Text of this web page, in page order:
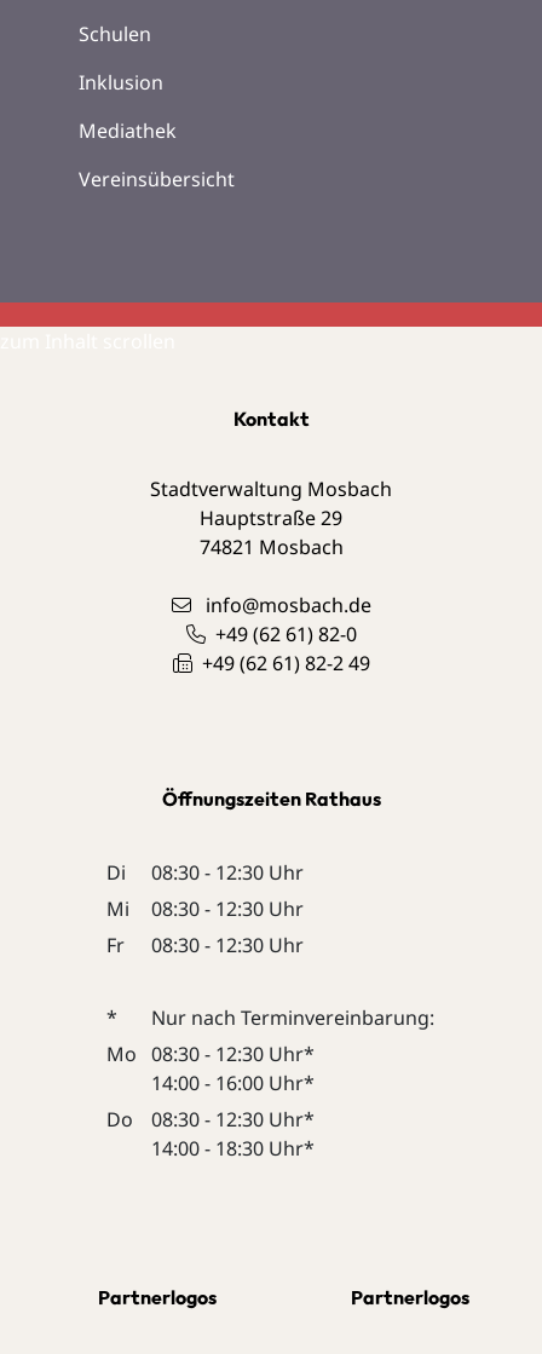
Schulen
Inklusion
Mediathek
Vereinsübersicht
Kontakt
Stadtverwaltung Mosbach
Hauptstraße 29
74821 Mosbach
info@mosbach.de
+49 (62 61) 82-0
+49 (62 61) 82-2 49
Öffnungszeiten Rathaus
Di
08:30 - 12:30 Uhr
Mi
08:30 - 12:30 Uhr
Fr
08:30 - 12:30 Uhr
*
Nur nach Terminvereinbarung:
Mo 08:30 - 12:30 Uhr*
14:00 - 16:00 Uhr*
Do
08:30 - 12:30 Uhr*
14:00 - 18:30 Uhr*
Partnerlogos Partnerlogos